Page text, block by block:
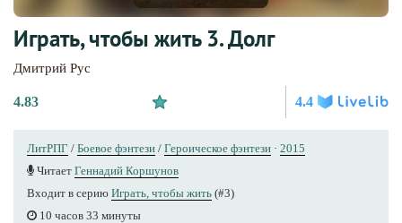
Играть, чтобы жить 3. Долг
Дмитрий Рус
4.83 4.4
ЛитРПГ / Боевое фэнтези / Героическое фэнтези · 2015
Читает Геннадий Коршунов
Входит в серию Играть, чтобы жить (#3)
10 часов 33 минуты